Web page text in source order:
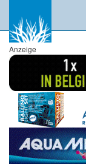
Anzeige